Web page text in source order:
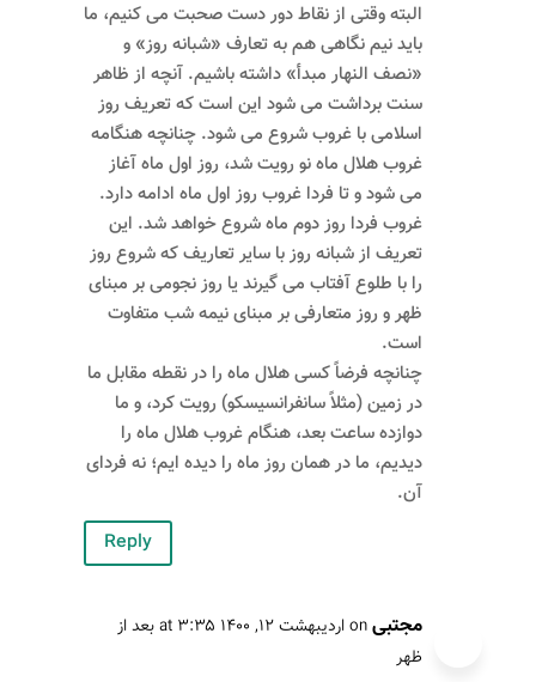
البته وقتی از نقاط دور دست صحبت می کنیم، ما
باید نیم نگاهی هم به تعارف «شبانه روز» و
«نصف النهار مبدأ» داشته باشیم. آنچه از ظاهر
سنت برداشت می شود این است که تعریف روز
اسلامی با غروب شروع می شود. چنانچه هنگامه
غروب هلال ماه نو رویت شد، روز اول ماه آغاز
می شود و تا فردا غروب روز اول ماه ادامه دارد.
غروب فردا روز دوم ماه شروع خواهد شد. این
تعریف از شبانه روز با سایر تعاریف که شروع روز
را با طلوع آفتاب می گیرند یا روز نجومی بر مبنای
ظهر و روز متعارفی بر مبنای نیمه شب متفاوت
است.
چنانچه فرضاً کسی هلال ماه را در نقطه مقابل ما
در زمین (مثلاً سانفرانسیسکو) رویت کرد، و ما
دوازده ساعت بعد، هنگام غروب هلال ماه را
دیدیم، ما در همان روز ماه را دیده ایم؛ نه فردای
آن.
Reply
مجتبی
on اردیبهشت ۱۲, ۱۴۰۰ at ۳:۳۵ بعد از
ظهر